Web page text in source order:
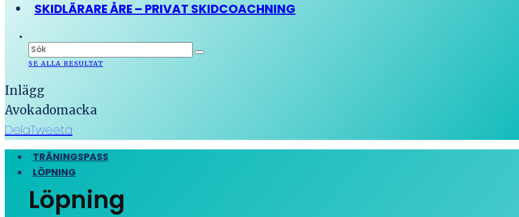
SKIDLÄRARE ÅRE – PRIVAT SKIDCOACHNING
SE ALLA RESULTAT
Inlägg
Avokadomacka
DelaTweeta
TRÄNINGSPASS
LÖPNING
Löpning